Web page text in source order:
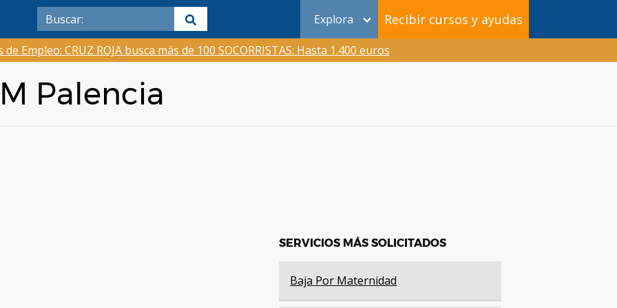
Explora Recibir cursos y ayudas
Empleo: CRUZ ROJA busca más de 100 SOCORRISTAS: Hasta 1.400 euros
Palencia
SERVICIOS MÁS SOLICITADOS
Baja Por Maternidad